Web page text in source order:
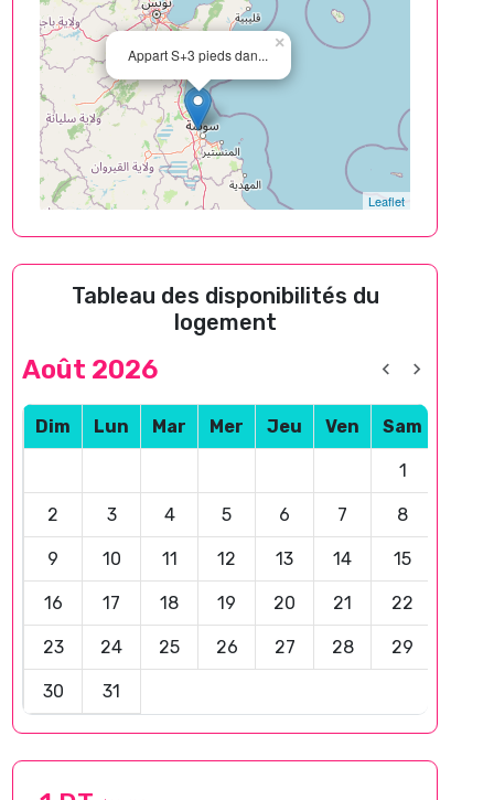
Appart S+3 pieds dan...
×
Leaflet
Tableau des disponibilités du
logement
Août 2026
Dim Lun Mar Mer Jeu Ven Sam
1
2 3 4 5 6 7 8
9 10 11 12 13 14 15
16 17 18 19 20 21 22
23 24 25 26 27 28 29
30 31